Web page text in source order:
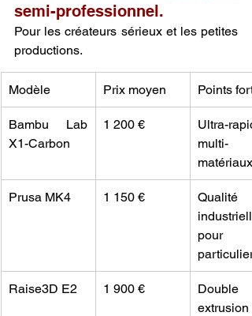
semi-professionnel.
Pour les créateurs sérieux et les petites
productions.
Modèle Prix moyen Points forts
Bambu Lab
X1-Carbon
1 200 €
Ultra-
multi-
matériaux
Prusa MK4 1 150 €
Qualité
industrielle
pour
particuliers
Raise3D E2 1 900 €
Double
extrusion